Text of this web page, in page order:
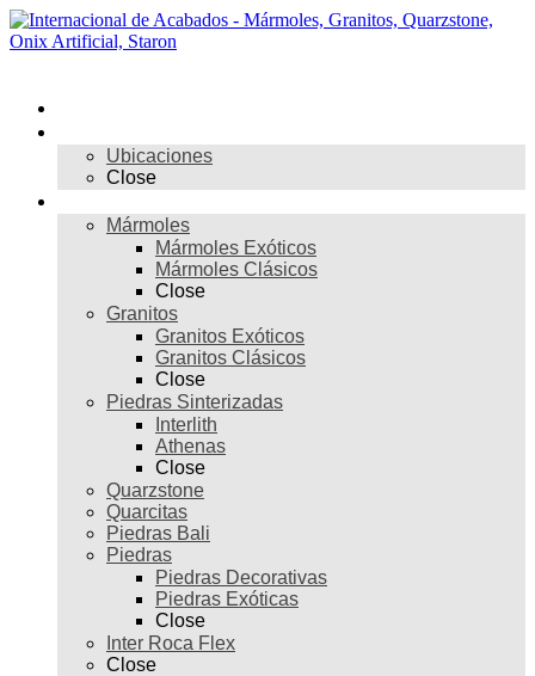
Skip
to
Ubicaciones
Close
Mármoles
Mármoles Exóticos
Mármoles Clásicos
Close
Granitos
Granitos Exóticos
Granitos Clásicos
Close
Piedras Sinterizadas
Interlith
Athenas
Close
Quarzstone
Quarcitas
Piedras Bali
Piedras
Piedras Decorativas
Piedras Exóticas
Close
Inter Roca Flex
Close